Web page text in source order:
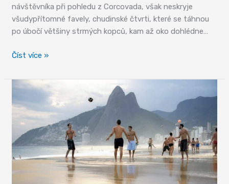
návštěvníka při pohledu z Corcovada, však neskryje
všudypřítomné favely, chudinské čtvrti, které se táhnou
po úbočí většiny strmých kopců, kam až oko dohlédne…
Favely
město
bez
Bohů
Číst více »